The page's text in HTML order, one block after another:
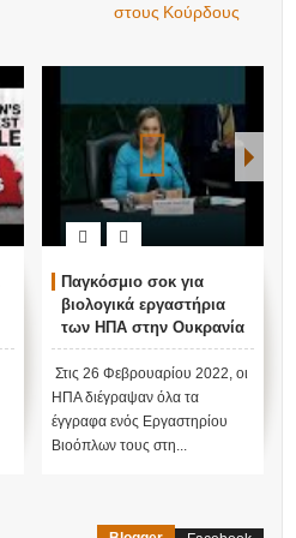
στους Κούρδους
Παγκόσμιο σοκ για
βιολογικά εργαστήρια
των ΗΠΑ στην Ουκρανία
Στις 26 Φεβρουαρίου 2022, οι
ΗΠΑ διέγραψαν όλα τα
έγγραφα ενός Εργαστηρίου
Βιοόπλων τους στη...